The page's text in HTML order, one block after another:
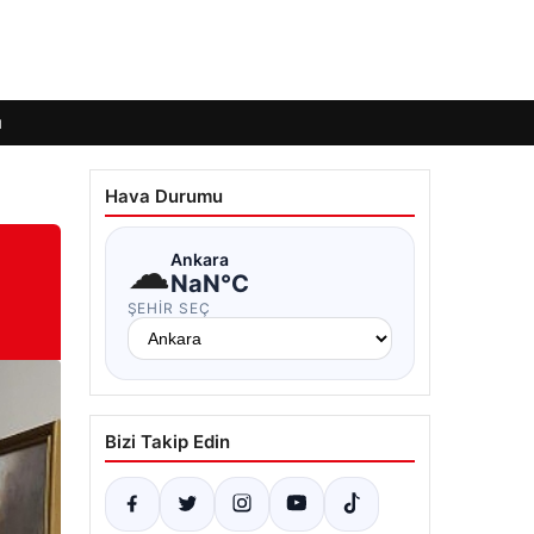
Hava Durumu
☁Ankara
NaN°C
ŞEHIR SEÇ
Bizi Takip Edin